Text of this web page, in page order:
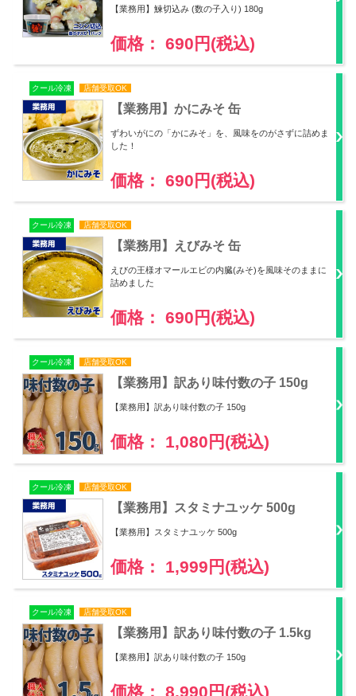
【業務用】鰊切込み (数の子入り) 180g
価格： 690円(税込)
クール冷凍 店舗受取OK
【業務用】かにみそ 缶
ずわいがにの「かにみそ」を、風味をのがさずに詰めま
した！
価格： 690円(税込)
クール冷凍 店舗受取OK
【業務用】えびみそ 缶
えびの王様オマールエビの内臓(みそ)を風味そのままに
詰めました
価格： 690円(税込)
クール冷凍 店舗受取OK
【業務用】訳あり味付数の子 150g
【業務用】訳あり味付数の子 150g
価格： 1,080円(税込)
クール冷凍 店舗受取OK
【業務用】スタミナユッケ 500g
【業務用】スタミナユッケ 500g
価格： 1,999円(税込)
クール冷凍 店舗受取OK
【業務用】訳あり味付数の子 1.5kg
【業務用】訳あり味付数の子 150g
価格： 8,990円(税込)